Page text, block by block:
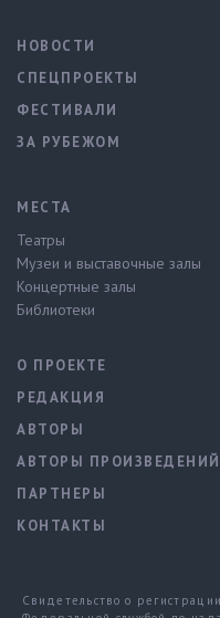
НОВОСТИ
СПЕЦПРОЕКТЫ
ФЕСТИВАЛИ
ЗА РУБЕЖОМ
МЕСТА
Театры
Музеи и выставочные залы
Концертные залы
Библиотеки
О ПРОЕКТЕ
РЕДАКЦИЯ
АВТОРЫ
АВТОРЫ ПРОИЗВЕДЕНИЙ
ПАРТНЕРЫ
КОНТАКТЫ
Свидетельство о